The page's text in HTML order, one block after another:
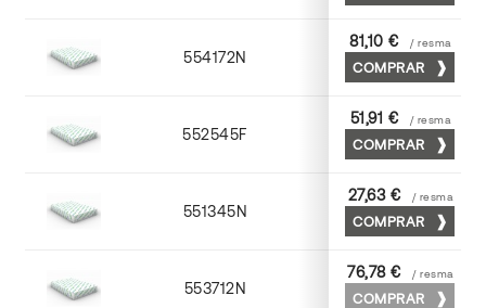
554172N 70 x 100
81,10 € / resma
COMPRAR
552545F 45 x 64
51,91 € / resma
COMPRAR
551345N 45 x 64
27,63 € / resma
COMPRAR
553712N 72 x 102
76,78 € / resma
COMPRAR